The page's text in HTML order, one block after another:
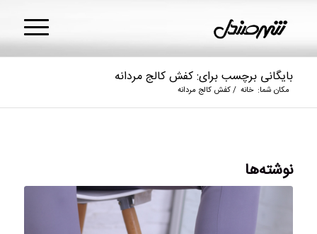
بایگانی برچسب برای: کفش کالج مردانه
مکان شما: خانه /کفش کالج مردانه
نوشته‌ها